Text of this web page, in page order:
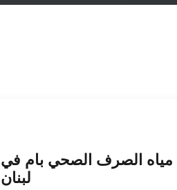
مياه الصرف الصحي بام في
لبنان